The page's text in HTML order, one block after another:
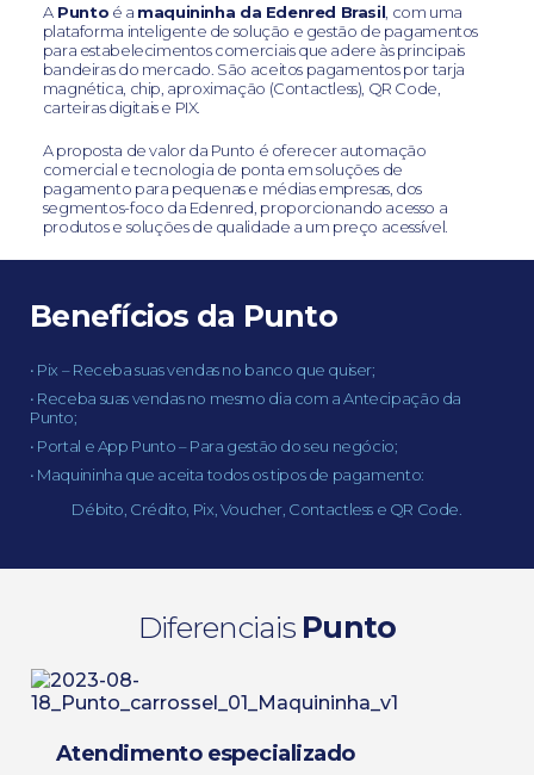
APunto é a maquininha da Edenred Brasil , com uma
plataforma inteligente de solução e gestão de pagamentos
para estabelecimentos comerciais que adere às principais
bandeiras do mercado. São aceitos pagamentos por tarja
magnética, chip, aproximação (Contactless), QR Code,
carteiras digitais e PIX.
A proposta de valor da Punto é oferecer automação
comercial e tecnologia de ponta em soluções de
pagamento para pequenas e médias empresas, dos
segmentos-foco da Edenred, proporcionando acesso a
produtos e soluções de qualidade a um preço acessível.
Benefícios da Punto
Pix – Receba suas vendas no banco que quiser;
Receba suas vendas no mesmo dia com a Antecipação da
Punto;
Portal e App Punto – Para gestão do seu negócio;
Maquininha que aceita todos os tipos de pagamento:
Débito, Crédito, Pix, Voucher, Contactless e QR Code.
Diferenciais Punto
Atendimento especializado